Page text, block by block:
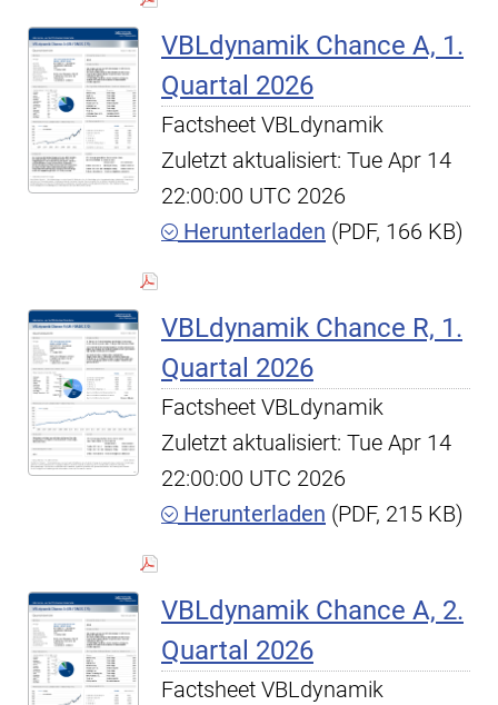
VBLdynamik Chance A, 1.
Quartal 2026
Factsheet VBLdynamik
Zuletzt aktualisiert: Tue Apr 14
22:00:00 UTC 2026
Herunterladen (PDF, 166 KB)
VBLdynamik Chance R, 1.
Quartal 2026
Factsheet VBLdynamik
Zuletzt aktualisiert: Tue Apr 14
22:00:00 UTC 2026
Herunterladen (PDF, 215 KB)
VBLdynamik Chance A, 2.
Quartal 2026
Factsheet VBLdynamik